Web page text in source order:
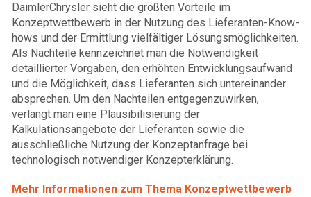
DaimlerChrysler sieht die größten Vorteile im
Konzeptwettbewerb in der Nutzung des Lieferanten-Know-
hows und der Ermittlung vielfältiger Lösungsmöglichkeiten.
Als Nachteile kennzeichnet man die Notwendigkeit
detaillierter Vorgaben, den erhöhten Entwicklungsaufwand
und die Möglichkeit, dass Lieferanten sich untereinander
absprechen. Um den Nachteilen entgegenzuwirken,
verlangt man eine Plausibilisierung der
Kalkulationsangebote der Lieferanten sowie die
ausschließliche Nutzung der Konzeptanfrage bei
technologisch notwendiger Konzepterklärung.
Mehr Informationen zum Thema Konzeptwettbewerb